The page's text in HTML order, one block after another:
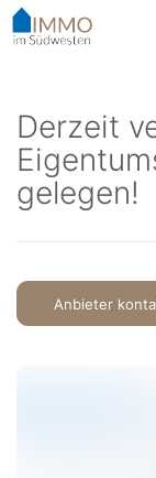
Accessibility-
Modus
zum
Inhalt
Derzeit
gelegen!
Anbieter